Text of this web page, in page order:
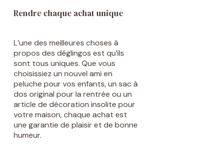
Rendre chaque achat unique
L’une des meilleures choses à
propos des déglingos est qu’ils
sont tous uniques. Que vous
choisissiez un nouvel ami en
peluche pour vos enfants, un sac à
dos original pour la rentrée ou un
article de décoration insolite pour
votre maison, chaque achat est
une garantie de plaisir et de bonne
humeur.